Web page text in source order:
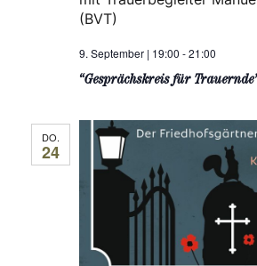
9. September | 19:00 -21:00
“Gesprächskreis für
(BVT)
DO.
24